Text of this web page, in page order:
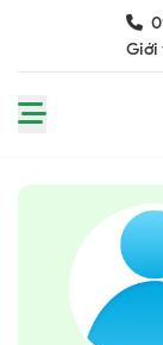
Giới